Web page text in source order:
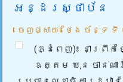
អន្ដរស្ថាប័ន
ចេញផ្សាយ៖ ថ្ងៃ ច័ន្ទ ទី
(ភ្នំពេញ)៖ នាព្រឹក
ឧត្តម ឃុន ចាន់ណ